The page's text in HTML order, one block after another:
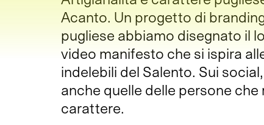
Acanto. Un progetto di
pugliese abbiamo disegnato il
video manifesto che si ispira
indelebili del Salento. Sui
anche quelle delle persone
carattere.